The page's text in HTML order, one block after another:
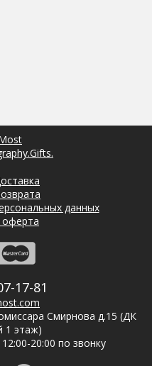
данных
оферта
17-81
Смирнова д.15 (ДК
1 этаж)
20:00 по звонку